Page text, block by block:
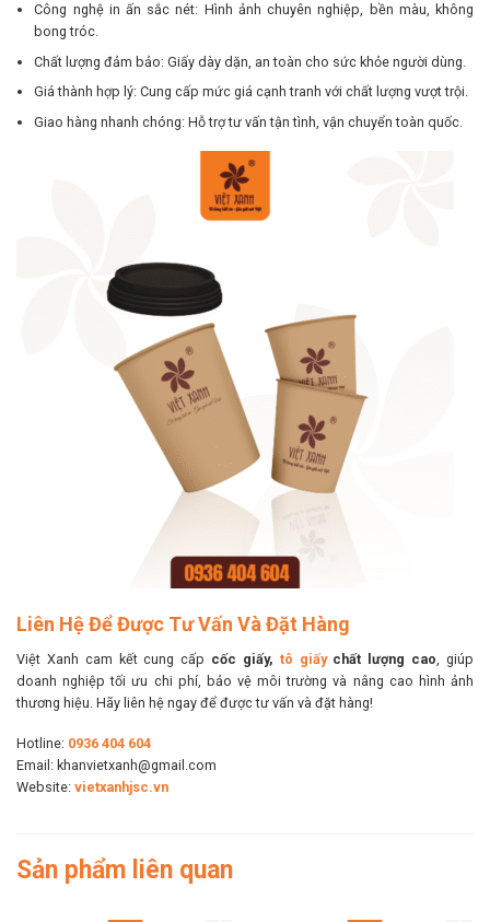
Công nghệ in ấn sắc nét: Hình ảnh chuyên nghiệp, bền màu, không
bong tróc.
Chất lượng đảm bảo: Giấy dày dặn, an toàn cho sức khỏe người dùng.
Giá thành hợp lý: Cung cấp mức giá cạnh tranh với chất lượng vượt trội.
Giao hàng nhanh chóng: Hỗ trợ tư vấn tận tình, vận chuyển toàn quốc.
Liên Hệ Để Được Tư Vấn Và Đặt Hàng
Việt Xanh cam kết cung cấp cốc giấy, tô giấychất lượng cao, giúp
doanh nghiệp tối ưu chi phí, bảo vệ môi trường và nâng cao hình ảnh
thương hiệu. Hãy liên hệ ngay để được tư vấn và đặt hàng!
Hotline: 0936 404 604
Email: khanvietxanh@gmail.com
Website: vietxanhjsc.vn
Sản phẩm liên quan